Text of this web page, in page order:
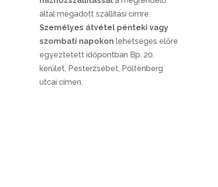
által megadott szállítási címre.
Személyes átvétel pénteki vagy
szombati napokon lehetséges előre
egyeztetett időpontban Bp. 20.
kerület, Pesterzsébet, Pöltenberg
utcai címen.